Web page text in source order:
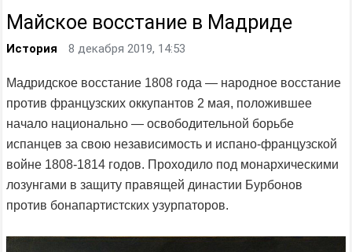
Майское восстание в Мадриде
История 8 декабря 2019, 14:53
Мадридское восстание 1808 года — народное восстание
против французских оккупантов 2 мая, положившее
начало национально — освободительной борьбе
испанцев за свою независимость и испано-французской
войне 1808-1814 годов. Проходило под монархическими
лозунгами в защиту правящей династии Бурбонов
против бонапартистских узурпаторов.